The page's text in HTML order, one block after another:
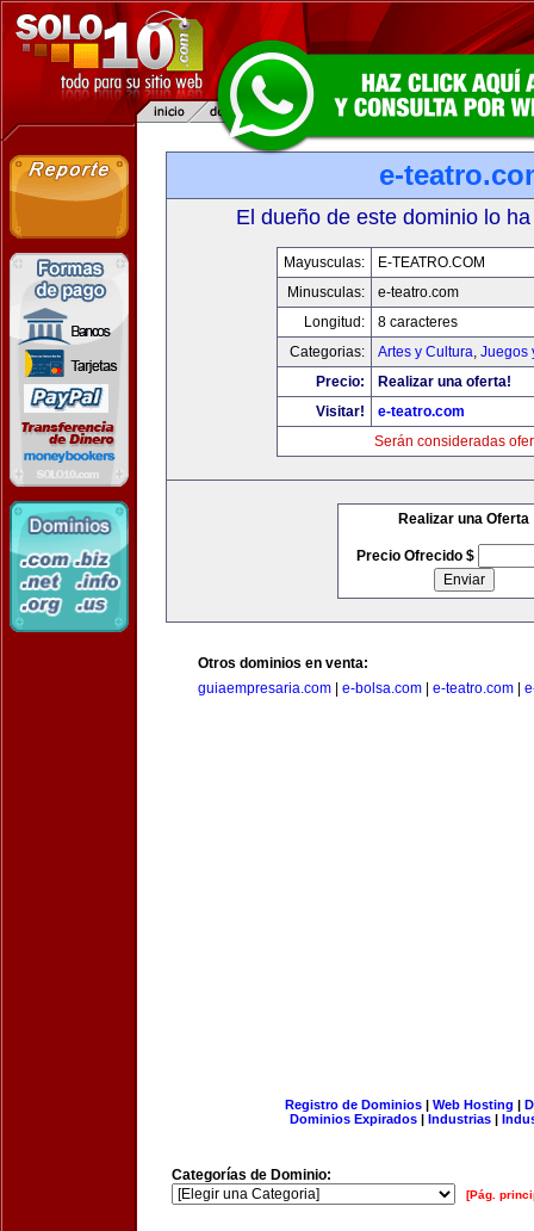
e-
El dueño de este dominio lo
Mayusculas:
E-TEATRO.COM
Minusculas:
e-teatro.com
Longitud:
8 caracteres
Categorias:
Artes y Cultura, Juegos
Precio:
Realizar una oferta!
Visitar!
e-teatro.com
Serán consideradas
Realizar una Oferta
Precio Ofrecido $
Otros dominios en venta:
guiaempresaria.com
e-bolsa.com e-teatro.com
Registro de Dominios| Web Hosting |
Dominios Expirados | Industrias |
Categorías de Dominio:
[Pág.